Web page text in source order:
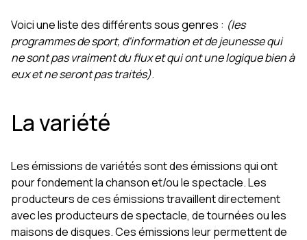
Voici une liste des différents sous genres : (les
programmes de sport, d'information et de jeunesse qui
ne sont pas vraiment du flux et qui ont une logique bien à
eux et ne seront pas traités).
La variété
Les émissions de variétés sont des émissions qui ont
pour fondement la chanson et/ou le spectacle. Les
producteurs de ces émissions travaillent directement
avec les producteurs de spectacle, de tournées ou les
maisons de disques. Ces émissions leur permettent de